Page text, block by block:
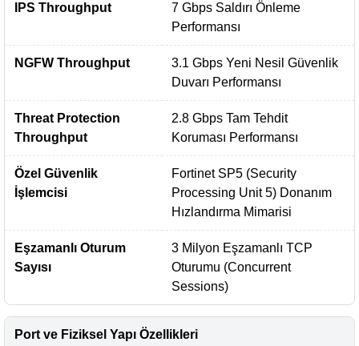
IPS Throughput
7 Gbps Saldırı Önleme
Performansı
NGFW Throughput
3.1 Gbps Yeni Nesil Güvenlik
Duvarı Performansı
Threat Protection
Throughput
2.8 Gbps Tam Tehdit
Koruması Performansı
Özel Güvenlik
İşlemcisi
Fortinet SP5 (Security
Processing Unit 5) Donanım
Hızlandırma Mimarisi
Eşzamanlı Oturum
Sayısı
3 Milyon Eşzamanlı TCP
Oturumu (Concurrent
Sessions)
Port ve Fiziksel Yapı Özellikleri